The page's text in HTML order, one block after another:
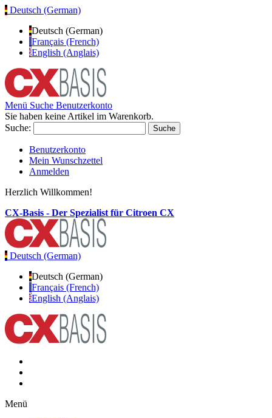
Deutsch (German)
Deutsch (German)
Français (French)
English (Anglais)
Menü Suche Benutzerkonto
Sie haben keine Artikel im Warenkorb.
Suche:
Suche
Benutzerkonto
Mein Wunschzettel
Anmelden
Herzlich Willkommen!
CX-Basis - Der Spezialist für Citroen CX
Deutsch (German)
Deutsch (German)
Français (French)
English (Anglais)
Menü